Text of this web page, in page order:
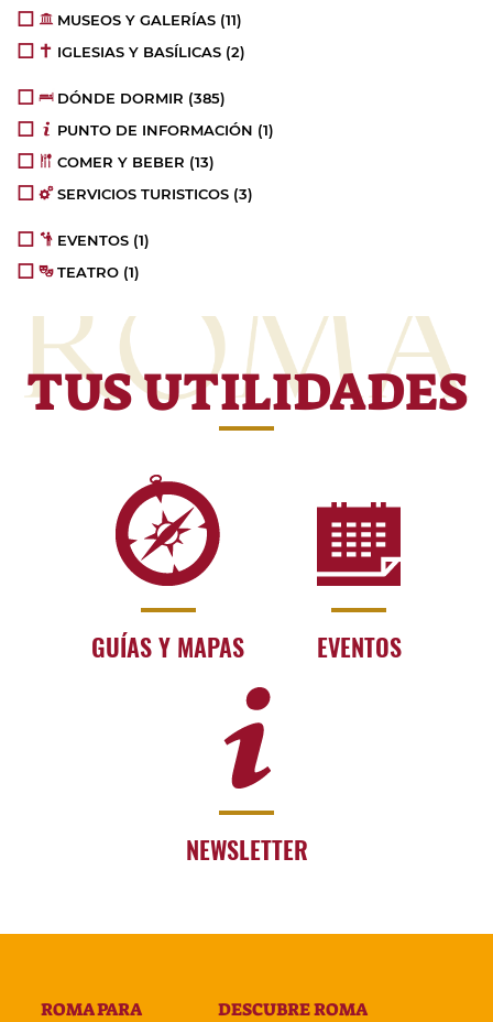
MUSEOS Y GALERÍAS (11)
IGLESIAS Y BASÍLICAS (2)
DÓNDE DORMIR (385)
PUNTO DE INFORMACIÓN (1)
COMER Y BEBER (13)
SERVICIOS TURISTICOS (3)
EVENTOS (1)
TEATRO (1)
TUS UTILIDADES
GUÍAS Y MAPAS EVENTOS
NEWSLETTER
ROMA PARA DESCUBRE ROMA